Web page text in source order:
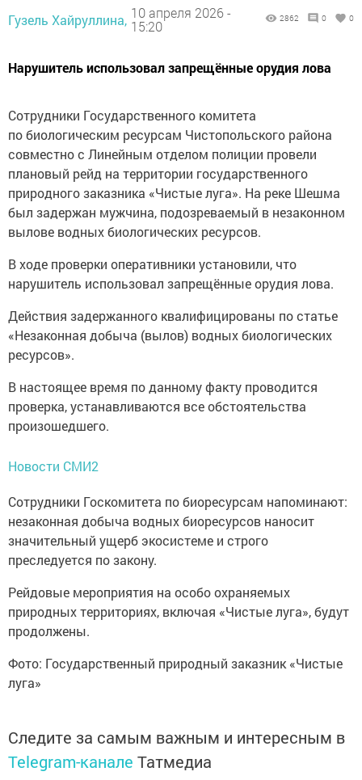
Гузель Хайруллина, 10 апреля 2026 -
15:20
2862 0 0
Нарушитель использовал запрещённые орудия лова
Сотрудники Государственного комитета
по биологическим ресурсам Чистопольского района
совместно с Линейным отделом полиции провели
плановый рейд на территории государственного
природного заказника «Чистые луга». На реке Шешма
был задержан мужчина, подозреваемый в незаконном
вылове водных биологических ресурсов.
В ходе проверки оперативники установили, что
нарушитель использовал запрещённые орудия лова.
Действия задержанного квалифицированы по статье
«Незаконная добыча (вылов) водных биологических
ресурсов».
В настоящее время по данному факту проводится
проверка, устанавливаются все обстоятельства
произошедшего.
Новости СМИ2
Сотрудники Госкомитета по биоресурсам напоминают:
незаконная добыча водных биоресурсов наносит
значительный ущерб экосистеме и строго
преследуется по закону.
Рейдовые мероприятия на особо охраняемых
природных территориях, включая «Чистые луга», будут
продолжены.
Фото: Государственный природный заказник «Чистые
луга»
Следите за самым важным и интересным в
Telegram-канале Татмедиа